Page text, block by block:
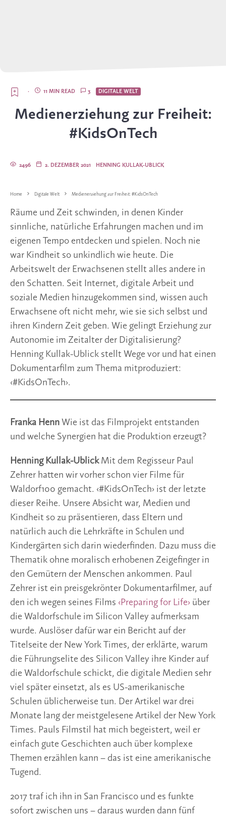
DIGITALE WELT
3
11 MIN READ
·
Medienerziehung zur Freiheit:
#KidsOnTech
HENNING KULLAK-UBLICK
2. DEZEMBER 2021
2496
Home Digitale Welt Medienerziehung zur Freiheit: #KidsOnTech
Räume und Zeit schwinden, in denen Kinder
sinnliche, natürliche Erfahrungen machen und im
eigenen Tempo entdecken und spielen. Noch nie
war Kindheit so unkindlich wie heute. Die
Arbeitswelt der Erwachsenen stellt alles andere in
den Schatten. Seit Internet, digitale Arbeit und
soziale Medien hinzugekommen sind, wissen auch
Erwachsene oft nicht mehr, wie sie sich selbst und
ihren Kindern Zeit geben. Wie gelingt Erziehung zur
Autonomie im Zeitalter der Digitalisierung?
Henning Kullak-Ublick stellt Wege vor und hat einen
Dokumentarfilm zum Thema mitproduziert:
‹#KidsOnTech›.
Franka Henn Wie ist das Filmprojekt entstanden
und welche Synergien hat die Produktion erzeugt?
Henning Kullak-UblickMit dem Regisseur Paul
Zehrer hatten wir vorher schon vier Filme für
Waldorf100 gemacht. ‹#KidsOnTech› ist der letzte
dieser Reihe. Unsere Absicht war, Medien und
Kindheit so zu präsentieren, dass Eltern und
natürlich auch die Lehrkräfte in Schulen und
Kindergärten sich darin wiederfinden. Dazu muss die
Thematik ohne moralisch erhobenen Zeigefinger in
den Gemütern der Menschen ankommen. Paul
Zehrer ist ein preisgekrönter Dokumentarfilmer, auf
den ich wegen seines Films ‹Preparing for Life› über
die Waldorfschule im Silicon Valley aufmerksam
wurde. Auslöser dafür war ein Bericht auf der
Titelseite der New York Times, der erklärte, warum
die Führungselite des Silicon Valley ihre Kinder auf
die Waldorfschule schickt, die digitale Medien sehr
viel später einsetzt, als es US-amerikanische
Schulen üblicherweise tun. Der Artikel war drei
Monate lang der meistgelesene Artikel der New York
Times. Pauls Filmstil hat mich begeistert, weil er
einfach gute Geschichten auch über komplexe
Themen erzählen kann – das ist eine amerikanische
Tugend.
2017 traf ich ihn in San Francisco und es funkte
sofort zwischen uns – daraus wurden dann fünf